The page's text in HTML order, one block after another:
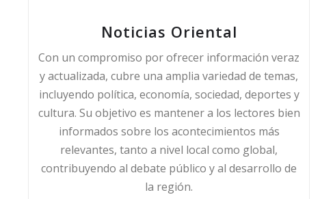
Noticias Oriental
Con un compromiso por ofrecer información veraz
y actualizada, cubre una amplia variedad de temas,
incluyendo política, economía, sociedad, deportes y
cultura. Su objetivo es mantener a los lectores bien
informados sobre los acontecimientos más
relevantes, tanto a nivel local como global,
contribuyendo al debate público y al desarrollo de
la región.